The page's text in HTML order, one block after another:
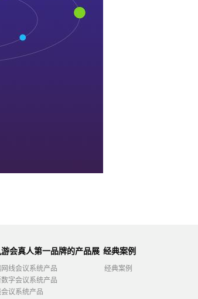
会真人第一品牌的产品展
线会议系统产品
字会议系统产品
议系统产品
经典案例
经典案例